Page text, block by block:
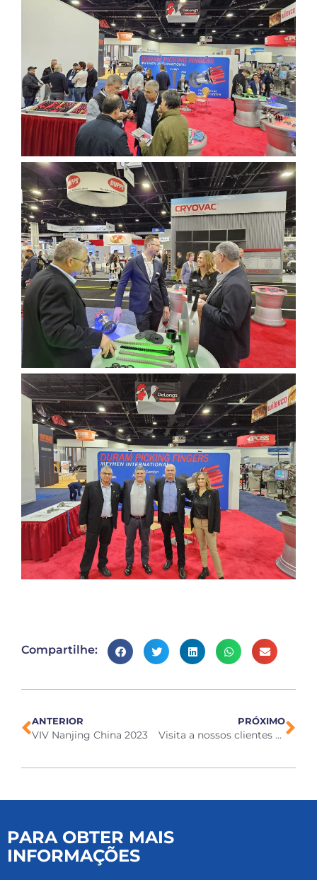
Compartilhe:
ANTERIOR
VIV Nanjing China 2023
PRÓXIMO
Visita a nossos clientes na Carolina do Norte Fevereiro de 2024
PARA OBTER MAIS
INFORMAÇÕES